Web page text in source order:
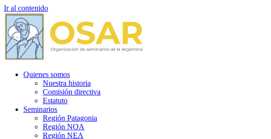
Ir al contenido
Quienes somos
Nuestra historia
Comisión directiva
Estatuto
Seminarios
Región Patagonia
Región NOA
Región NEA